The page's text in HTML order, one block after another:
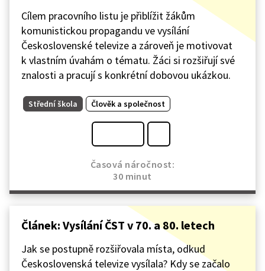
Cílem pracovního listu je přiblížit žákům
komunistickou propagandu ve vysílání
Československé televize a zároveň je motivovat
k vlastním úvahám o tématu. Žáci si rozšiřují své
znalosti a pracují s konkrétní dobovou ukázkou.
Střední škola Člověk a společnost
Časová náročnost:
30 minut
Článek: Vysílání ČST v 70. a 80. letech
Jak se postupně rozšiřovala místa, odkud
Československá televize vysílala? Kdy se začalo